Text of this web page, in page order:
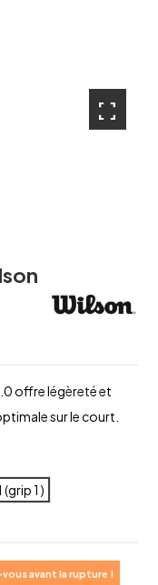
fullscreen
offre légèreté et
sur le court.
(grip 1 )
avant la rupture !